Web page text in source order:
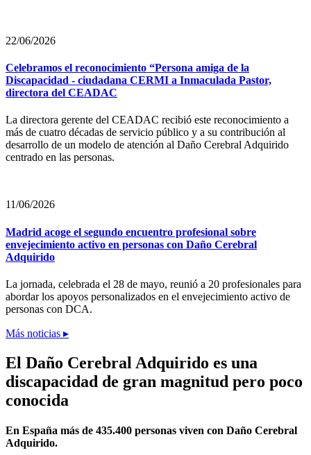
22/06/2026
Celebramos el reconocimiento “Persona amiga de la
Discapacidad - ciudadana CERMI a Inmaculada Pastor,
directora del CEADAC
La directora gerente del CEADAC recibió este reconocimiento a
más de cuatro décadas de servicio público y a su contribución al
desarrollo de un modelo de atención al Daño Cerebral Adquirido
centrado en las personas.
11/06/2026
Madrid acoge el segundo encuentro profesional sobre
envejecimiento activo en personas con Daño Cerebral
Adquirido
La jornada, celebrada el 28 de mayo, reunió a 20 profesionales para
abordar los apoyos personalizados en el envejecimiento activo de
personas con DCA.
Más noticias ▸
El Daño Cerebral Adquirido es una
discapacidad de gran magnitud pero poco
conocida
En España más de 435.400 personas viven con Daño Cerebral
Adquirido.